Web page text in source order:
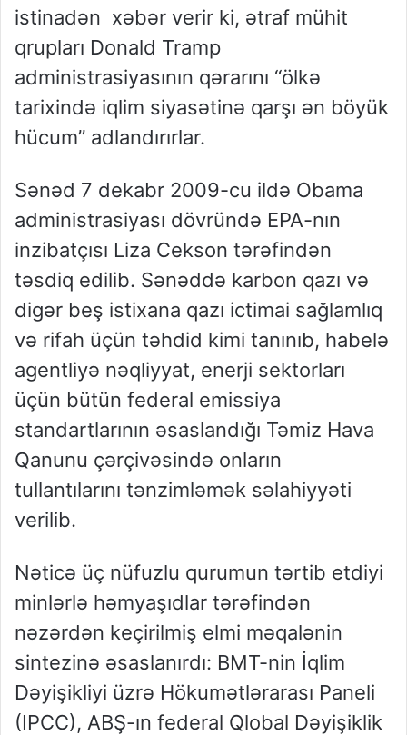
istinadən xəbər verir ki, ətraf mühit
qrupları Donald Tramp
administrasiyasının qərarını “ölkə
tarixində iqlim siyasətinə qarşı ən böyük
hücum” adlandırırlar.
Sənəd 7 dekabr 2009-cu ildə Obama
administrasiyası dövründə EPA-nın
inzibatçısı Liza Cekson tərəfindən
təsdiq edilib. Sənəddə karbon qazı və
digər beş istixana qazı ictimai sağlamlıq
və rifah üçün təhdid kimi tanınıb, habelə
agentliyə nəqliyyat, enerji sektorları
üçün bütün federal emissiya
standartlarının əsaslandığı Təmiz Hava
Qanunu çərçivəsində onların
tullantılarını tənzimləmək səlahiyyəti
verilib.
Nəticə üç nüfuzlu qurumun tərtib etdiyi
minlərlə həmyaşıdlar tərəfindən
nəzərdən keçirilmiş elmi məqalənin
sintezinə əsaslanırdı: BMT-nin İqlim
Dəyişikliyi üzrə Hökumətlərarası Paneli
(IPCC), ABŞ-ın federal Qlobal Dəyişiklik